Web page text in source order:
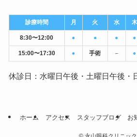
診療時間 月 火 水 木
8:30〜12:00 ● ● ● ●
15:00〜17:30 ● 手術 － ●
休診日：水曜日午後・土曜日午後・
ホーム アクセス スタッフブログ お